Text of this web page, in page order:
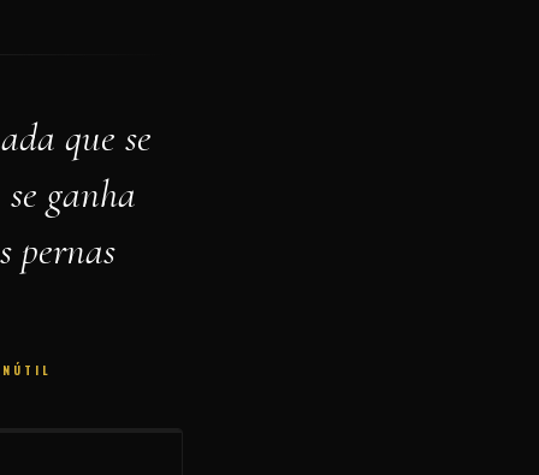
que se
ganha
pernas